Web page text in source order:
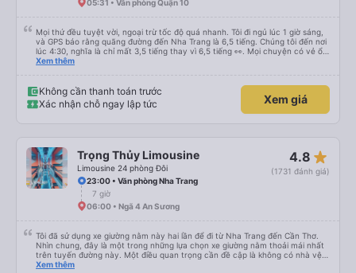
05:31 • Văn phòng Quận 10
Mọi thứ đều tuyệt vời, ngoại trừ tốc độ quá nhanh. Tôi đi ngủ lúc 1 giờ sáng,
và GPS báo rằng quãng đường đến Nha Trang là 6,5 tiếng. Chúng tôi đến nơi
lúc 4:30, nghĩa là chỉ mất 3,5 tiếng thay vì 6,5 tiếng 👀. Mọi chuyện có vẻ ổn,
nhưng thật đáng sợ khi những chiếc xe buýt đi ngược chiều phóng qua quá
trình đến Thành phố Hồ Chí Minh không nhanh đến vậy. Nhưng hành trình
trở về thì nhanh hơn. Chăn ga gối đệm sạch sẽ, và tôi ngủ rất ngon ❤️
Xem thêm
Không cần thanh toán trước
Xác nhận chỗ ngay lập tức
Xem giá
Trọng Thủy Limousine
Limousine 24 phòng Đôi
4.8 star_rate
(1731 đánh giá)
23:00 • Văn phòng Nha Trang
7 giờ
06:00 • Ngã 4 An Sương
Tôi đã sử dụng xe giường nằm này hai lần để đi từ Nha Trang đến Cần Thơ.
Nhìn chung, đây là một trong những lựa chọn xe giường nằm thoải mái nhất
trên tuyến đường này. Một điều quan trọng cần đề cập là không có nhà vệ
sinh trên xe, điều này có thể gây khó chịu trên một hành trình dài xuyên
Xem thêm